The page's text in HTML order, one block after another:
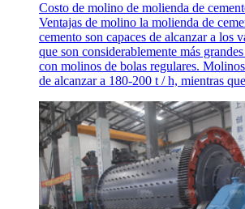
Costo de molino de molienda de
Ventajas de molino la molienda de
cemento son capaces de alcanzar a los
que son considerablemente más
con molinos de bolas regulares.
de alcanzar a 180-200 t / h, mientras